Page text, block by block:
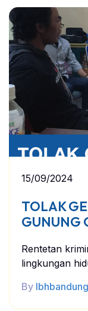
15/09/2024
TOLAK
GUNUNG
Rentetan
lingkungan
By lbhbandung